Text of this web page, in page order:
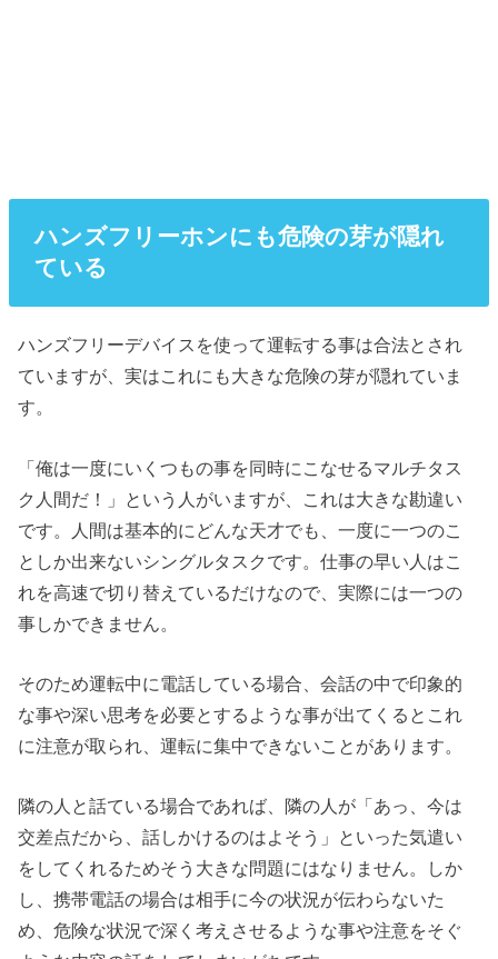
ハンズフリーホンにも危険の芽が隠れ
ている
ハンズフリーデバイスを使って運転する事は合法とされ
ていますが、実はこれにも大きな危険の芽が隠れていま
す。
「俺は一度にいくつもの事を同時にこなせるマルチタス
ク人間だ！」という人がいますが、これは大きな勘違い
です。人間は基本的にどんな天才でも、一度に一つのこ
としか出来ないシングルタスクです。仕事の早い人はこ
れを高速で切り替えているだけなので、実際には一つの
事しかできません。
そのため運転中に電話している場合、会話の中で印象的
な事や深い思考を必要とするような事が出てくるとこれ
に注意が取られ、運転に集中できないことがあります。
隣の人と話ている場合であれば、隣の人が「あっ、今は
交差点だから、話しかけるのはよそう」といった気遣い
をしてくれるためそう大きな問題にはなりません。しか
し、携帯電話の場合は相手に今の状況が伝わらないた
め、危険な状況で深く考えさせるような事や注意をそぐ